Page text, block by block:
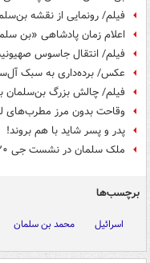
فیلم/ رونمایی از نقشه
اعلام زمان پادشاهی «بن
فیلم/ انتقال جاسوس
عکس/ برده‌داری به سبک
فیلم/ چالش بزرگ بن‌سلمان
وقاحت بدون مرز مطرب‌های
پدر و پسر شاید با هم بروند!
ملک سلمان در نشست جی ۲۰ برای مبتلایان به کرونا شفای عاجل طلب کرد
برچسب‌ها
اسرائیل محمد بن سلمان